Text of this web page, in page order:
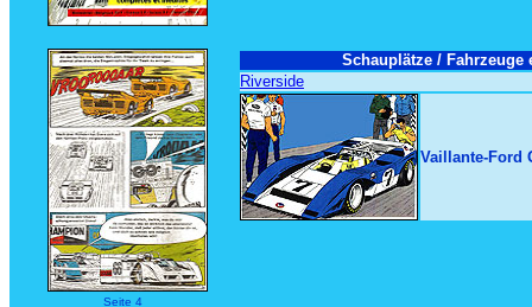
Schauplätze / Fahrzeuge
Riverside
Vaillante-Ford
Seite 4